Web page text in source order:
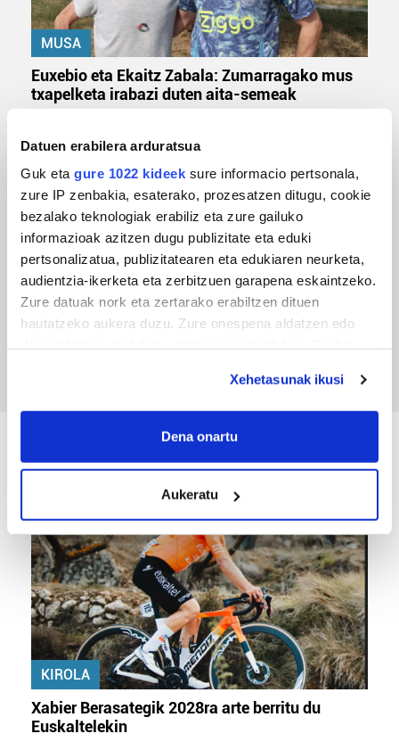
Datuen erabilera arduratsua
Guk eta gure 1022 kideek sure informacio pertsonala,
zure IP zenbakia, esaterako, prozesatzen ditugu, cookie
bezalako teknologiak erabiliz eta zure gailuko
informazioak azitzen dugu publizitate eta eduki
pertsonalizatua, publizitatearen eta edukiaren neurketa,
audientzia-ikerketa eta zerbitzuen garapena eskaintzeko.
Zure datuak nork eta zertarako erabiltzen dituen
hautatzeko aukera duzu. Zure onespena aldatzen edo
If you allow, we would also like to:
Collect information about your geographical
Identify your device by actively scanning it for
specific characteristics (fingerprinting)
Find out more about how your personal data is processed
and set your preferences in thedetails section.
Guk eta gure bazkideek zure datu pertsonalak
prozesatzen ditugu, zure IP zenbakia, besteak beste,
teknologia erabiliz, cookieak adibidez, iragarki eta eduki
pertsonalizatuak eskaintzeko, iragarkiak eta edukia
neurtzeko, jendeari buruzko informazioa biltzeko eta
produktuak garatzeko. Zure datuak nork eta zertarako
erabiltzen dituen hauta dezakezu.
Xehetasunak ikusi
Dena onartu
Aukeratu
MUSA
Euxebio eta Ekaitz Zabala: Zumarragako mus
txapelketa irabazi duten aita-semeak
TXIRRINDULARITZA
KIROLA
KIROLA
Xabier Berasategik 2028ra arte berritu du
Euskaltelekin